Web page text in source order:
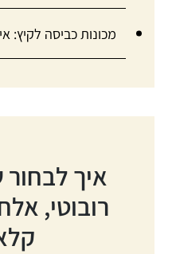
מכונות כביסה לקיץ:
איך
רובוטי,